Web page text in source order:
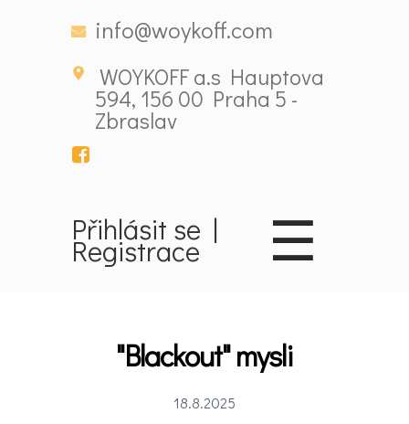
info@woykoff.com
WOYKOFF a.s Hauptova
594, 156 00 Praha 5 -
Zbraslav
Přihlásit se |
Registrace
Domů
ovlivňující
☰
"Blackout" mysli
18.8.2025